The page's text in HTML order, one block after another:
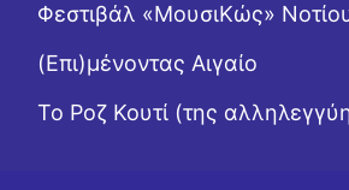
Φεστιβάλ «ΜουσιΚώς»
(Επι)μένοντας Αιγαίο
Το Ροζ Κουτί (της